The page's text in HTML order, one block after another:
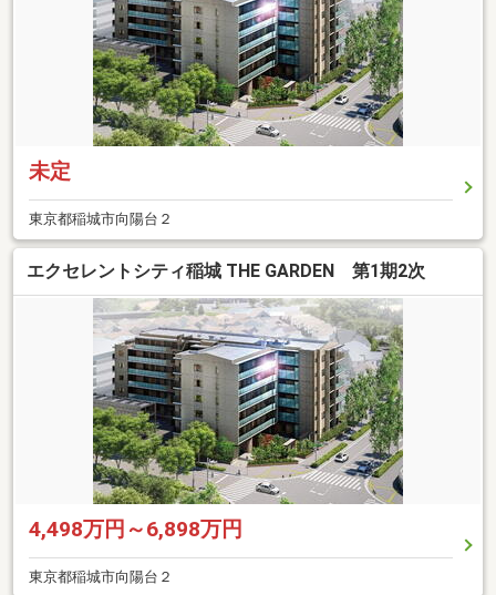
未定
東京都稲城市向陽台２
エクセレントシティ稲城 THE GARDEN 第1期2次
4,498万円～6,898万円
東京都稲城市向陽台２